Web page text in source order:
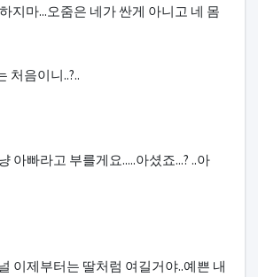
지마...오줌은 네가 싼게 아니고 네 몸
처음이니..?..
아빠라고 부를게요.....아셨죠...? ..아
이제부터는 딸처럼 여길거야..예쁜 내